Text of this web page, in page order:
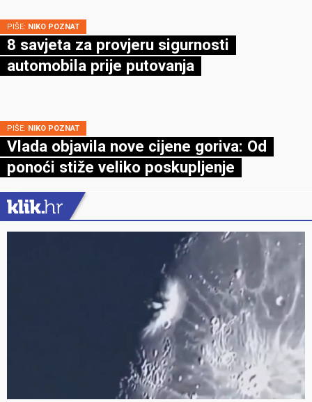
PIŠE: NIKO POZNAT
8 savjeta za provjeru sigurnosti
automobila prije putovanja
PIŠE: NIKO POZNAT
Vlada objavila nove cijene goriva: Od
ponoći stiže veliko poskupljenje